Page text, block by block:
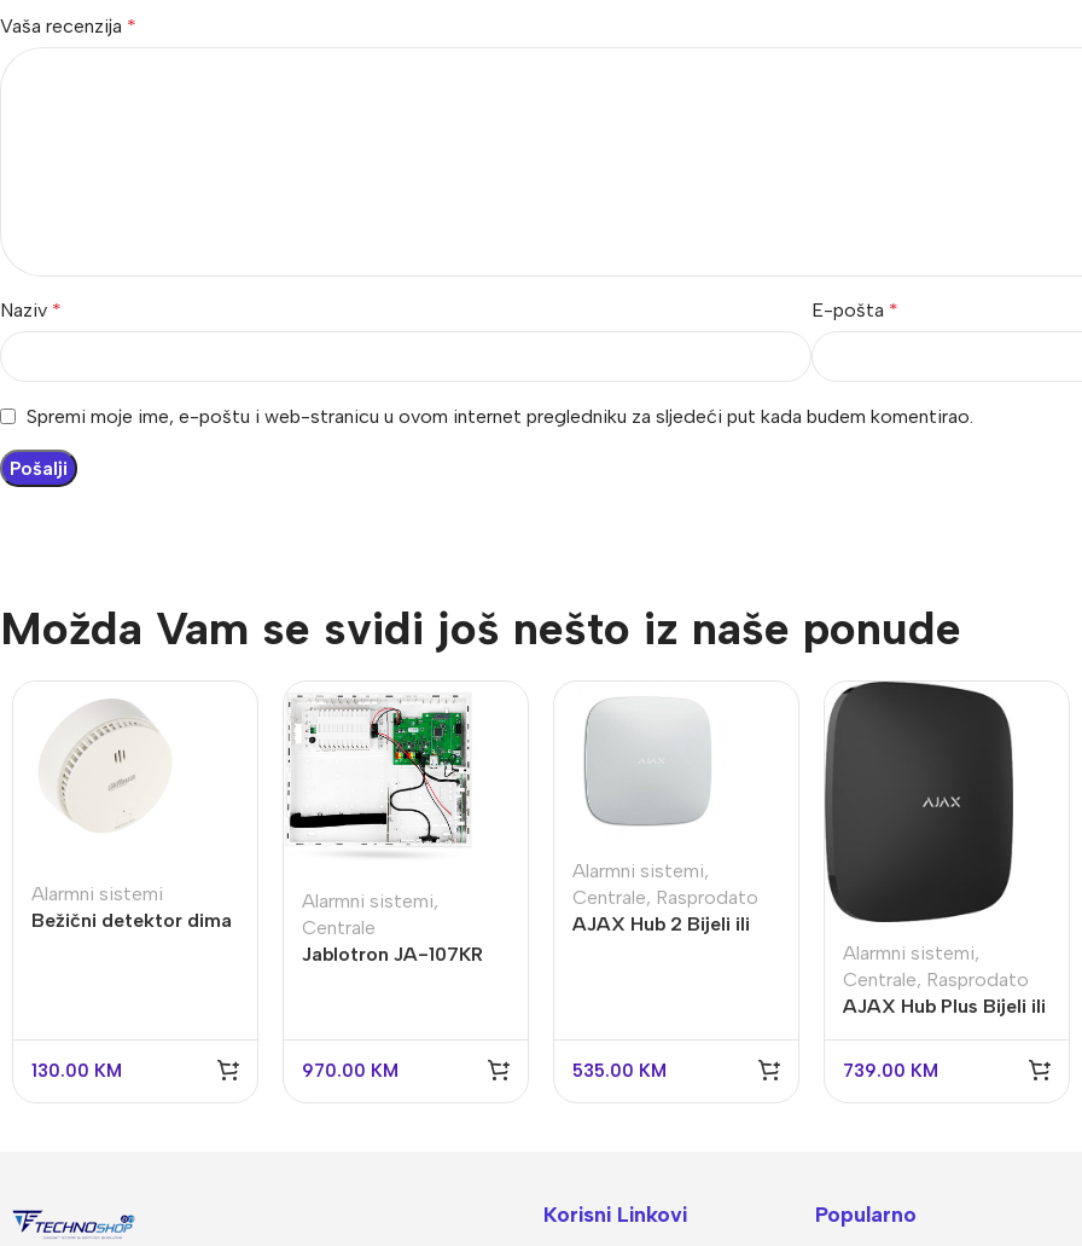
Vaša recenzija *
Naziv * E-pošta *
Spremi moje ime, e-poštu i web-stranicu u ovom internet pregledniku za sljedeći put kada budem komentirao.
Možda Vam se svidi još nešto iz naše ponude
Alarmni sistemi
Bežični detektor dima
130.00 KM
Alarmni sistemi,
Centrale
Jablotron JA-107KR
970.00 KM
Alarmni sistemi,
Centrale, Rasprodato
AJAX Hub 2 Bijeli ili
535.00 KM
Alarmni sistemi,
Centrale, Rasprodato
AJAX Hub Plus Bijeli ili
739.00 KM
Korisni Linkovi Popularno